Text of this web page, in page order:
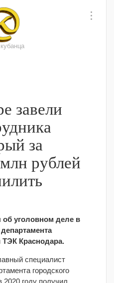
завели
за
рублей
об уголовном деле в
ТЭК Краснодара.
специалист
городского
2020 году получил